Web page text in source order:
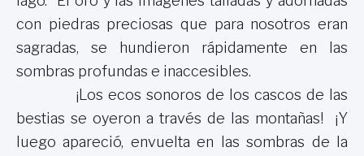
con piedras preciosas que para nosotros eran
sagradas, se hundieron rápidamente en las
sombras profundas e inaccesibles.
¡Los ecos sonoros de los cascos de las
bestias se oyeron a través de las montañas! ¡Y
luego apareció, envuelta en las sombras de la